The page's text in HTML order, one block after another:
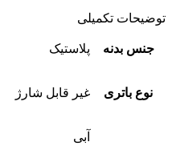
توضیحات تکمیلی
جنس بدنه پلاستیک
نوع باتری غیر قابل شارژ
آبی